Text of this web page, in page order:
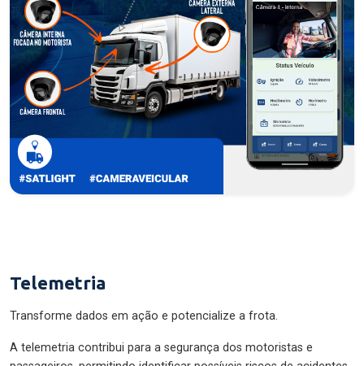
Telemetria
Transforme dados em ação e potencialize a frota.
A telemetria contribui para a segurança dos motoristas e